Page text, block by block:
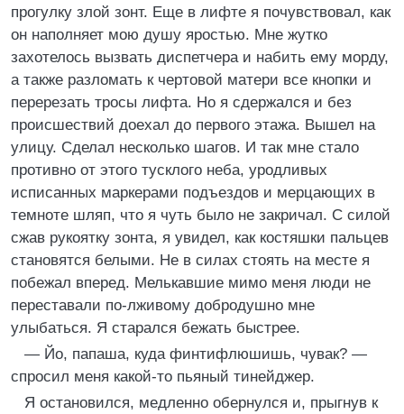
прогулку злой зонт. Еще в лифте я почувствовал, как
он наполняет мою душу яростью. Мне жутко
захотелось вызвать диспетчера и набить ему морду,
а также разломать к чертовой матери все кнопки и
перерезать тросы лифта. Но я сдержался и без
происшествий доехал до первого этажа. Вышел на
улицу. Сделал несколько шагов. И так мне стало
противно от этого тусклого неба, уродливых
исписанных маркерами подъездов и мерцающих в
темноте шляп, что я чуть было не закричал. С силой
сжав рукоятку зонта, я увидел, как костяшки пальцев
становятся белыми. Не в силах стоять на месте я
побежал вперед. Мелькавшие мимо меня люди не
переставали по-лживому добродушно мне
улыбаться. Я старался бежать быстрее.
— Йо, папаша, куда финтифлюшишь, чувак? —
спросил меня какой-то пьяный тинейджер.
Я остановился, медленно обернулся и, прыгнув к